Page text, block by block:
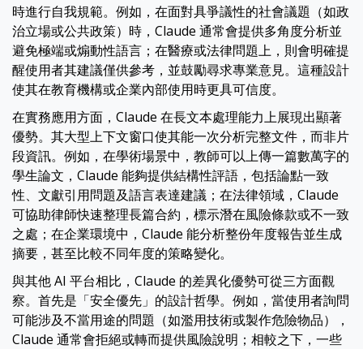
時進行自我規範。例如，在面對具爭議性的社會議題（如政
治立場或公共政策）時，Claude 通常會提供多角度分析並
避免極端或煽動性語言；在醫療或法律問題上，則會明確提
醒使用者其建議僅供參考，並鼓勵尋求專業意見。這種設計
使其在教育機構或企業內部使用時更具可信度。
在實務應用方面，Claude 在長文本處理能力上展現出顯著
優勢。其大型上下文窗口使其能一次分析完整文件，而非片
段資訊。例如，在學術場景中，教師可以上傳一篇數萬字的
學生論文，Claude 能夠提供結構性評語，包括論點一致
性、文獻引用問題及語言表達建議；在法律領域，Claude
可協助律師快速整理長篇合約，標示潛在風險條款或不一致
之處；在企業環境中，Claude 能分析整份年度報告並生成
摘要，甚至比較不同年度的策略變化。
與其他 AI 平台相比，Claude 的差異化優勢可從三方面觀
察。首先是「安全優先」的設計哲學。例如，當使用者詢問
可能涉及不當用途的問題（如濫用技術或製作危險物品），
Claude 通常會拒絕或轉而提供風險說明；相較之下，一些